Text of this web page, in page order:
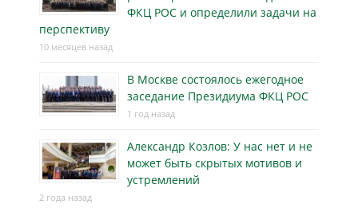
ФКЦ РОС и определили задачи на
перспективу
10 месяцев назад
В Москве состоялось ежегодное
заседание Президиума ФКЦ РОС
1 год назад
Александр Козлов: У нас нет и не
может быть скрытых мотивов и
устремлений
2 года назад